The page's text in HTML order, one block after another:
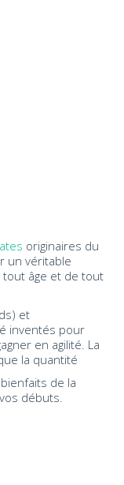
originaires du
un véritable
âge et de tout
et
inventés pour
en agilité. La
la quantité
de la
débuts.